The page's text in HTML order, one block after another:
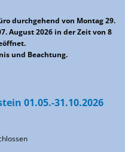
durchgehend von Montag 29.
August 2026 in der Zeit von 8
und Beachtung.
01.05.-31.10.2026